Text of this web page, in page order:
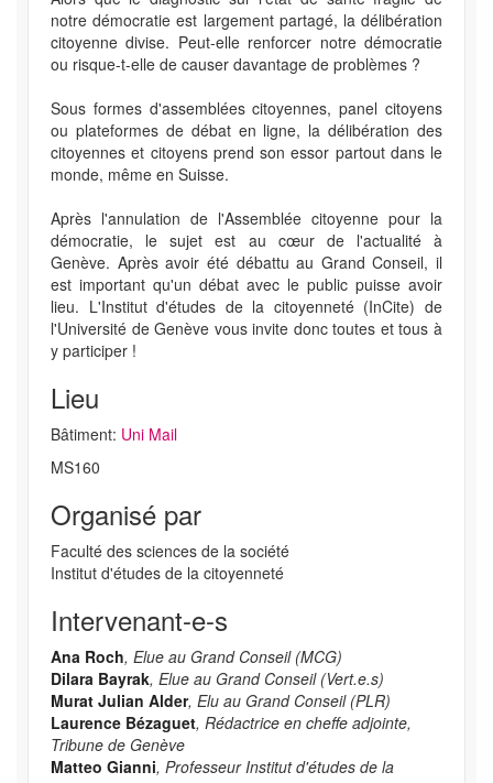
notre démocratie est largement partagé, la délibération
citoyenne divise. Peut-elle renforcer notre démocratie
ou risque-t-elle de causer davantage de problèmes ?
Sous formes d'assemblées citoyennes, panel citoyens
ou plateformes de débat en ligne, la délibération des
citoyennes et citoyens prend son essor partout dans le
monde, même en Suisse.
Après l'annulation de l'Assemblée citoyenne pour la
démocratie, le sujet est au cœur de l'actualité à
Genève. Après avoir été débattu au Grand Conseil, il
est important qu'un débat avec le public puisse avoir
lieu. L'Institut d'études de la citoyenneté (InCite) de
l'Université de Genève vous invite donc toutes et tous à
y participer !
Lieu
Bâtiment: Uni Mail
MS160
Organisé par
Faculté des sciences de la société
Institut d'études de la citoyenneté
Intervenant-e-s
Ana Roch, Elue au Grand Conseil (MCG)
Dilara Bayrak, Elue au Grand Conseil (Vert.e.s)
Murat Julian Alder, Elu au Grand Conseil (PLR)
Laurence Bézaguet, Rédactrice en cheffe adjointe,
Tribune de Genève
Matteo Gianni, Professeur Institut d'études de la